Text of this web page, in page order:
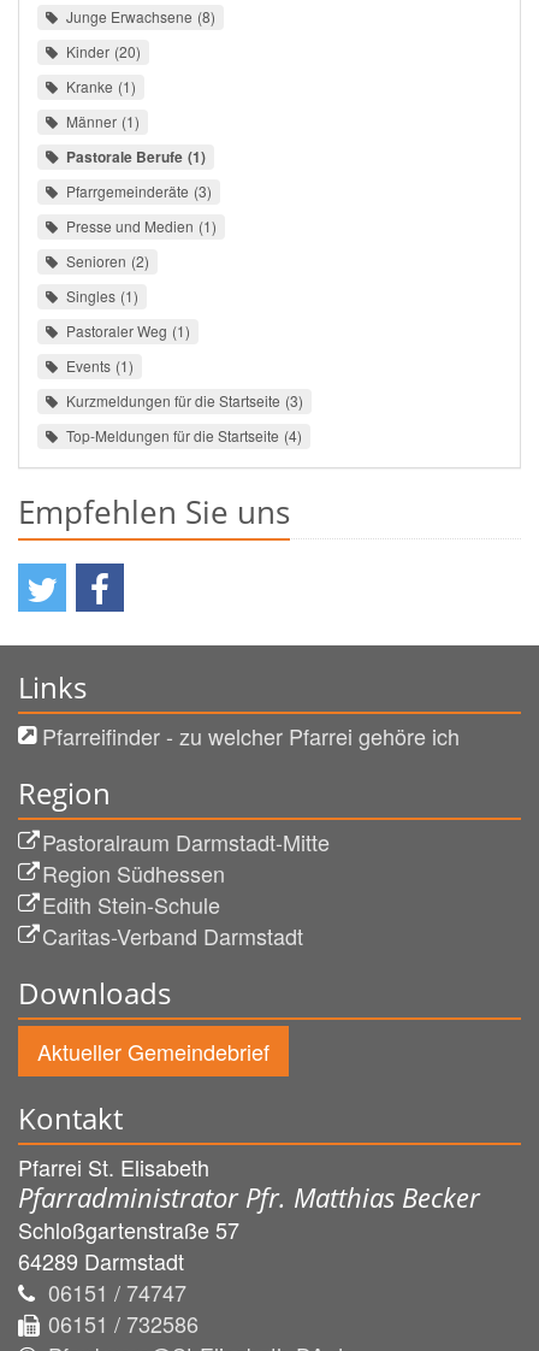
Junge Erwachsene 8
Kinder 20
Kranke 1
Männer 1
Pastorale Berufe 1
Pfarrgemeinderäte 3
Presse und Medien 1
Senioren 2
Singles 1
Pastoraler Weg 1
Events 1
Kurzmeldungen für die Startseite 3
Top-Meldungen für die Startseite 4
Empfehlen Sie uns
Links
Pfarreifinder - zu welcher Pfarrei gehöre ich
Region
Pastoralraum Darmstadt-Mitte
Region Südhessen
Edith Stein-Schule
Caritas-Verband Darmstadt
Downloads
Aktueller Gemeindebrief
Kontakt
Pfarrei St. Elisabeth
Pfarradministrator Pfr. Matthias Becker
Schloßgartenstraße 57
64289 Darmstadt
06151 / 74747
06151 / 732586